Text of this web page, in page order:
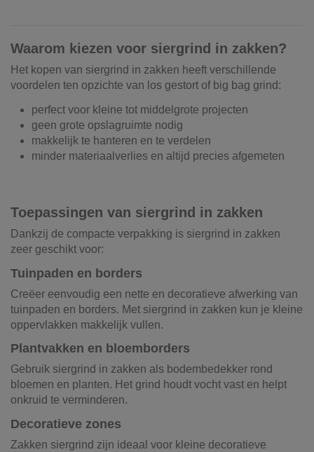
Waarom kiezen voor siergrind in zakken?
Het kopen van siergrind in zakken heeft verschillende
voordelen ten opzichte van los gestort of big bag grind:
perfect voor kleine tot middelgrote projecten
geen grote opslagruimte nodig
makkelijk te hanteren en te verdelen
minder materiaalverlies en altijd precies afgemeten
Toepassingen van siergrind in zakken
Dankzij de compacte verpakking is siergrind in zakken
zeer geschikt voor:
Tuinpaden en borders
Creëer eenvoudig een nette en decoratieve afwerking van
tuinpaden en borders. Met siergrind in zakken kun je kleine
oppervlakken makkelijk vullen.
Plantvakken en bloemborders
Gebruik siergrind in zakken als bodembedekker rond
bloemen en planten. Het grind houdt vocht vast en helpt
onkruid te verminderen.
Decoratieve zones
Zakken siergrind zijn ideaal voor kleine decoratieve